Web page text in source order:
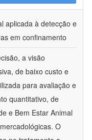
aplicada à detecção e
em confinamento
a visão
de baixo custo e
para avaliação e
quantitativo, de
e Bem Estar Animal
O